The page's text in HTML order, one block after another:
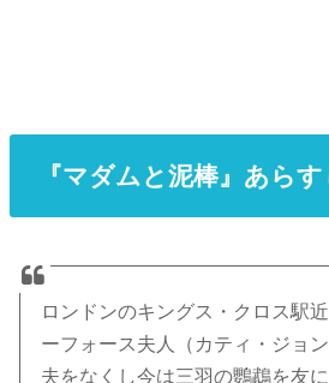
『マダムと泥棒』あらす
ロンドンのキングス・クロス駅
ーフォース夫人（カティ・ジョ
夫をなくし今は三羽の鸚鵡を友